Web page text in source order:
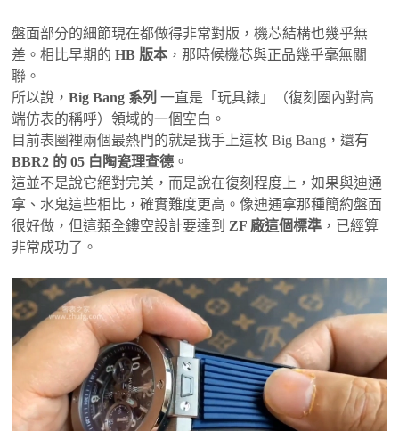
盤面部分的細節現在都做得非常對版，機芯結構也幾乎無
差。相比早期的HB 版本 ，那時候機芯與正品幾乎毫無關
聯。
所以說，Big Bang 系列 一直是「玩具錶」（復刻圈內對高
端仿表的稱呼）領域的一個空白。
目前表圈裡兩個最熱門的就是我手上這枚 Big Bang，還有
BBR2 的 05 白陶瓷理查德 。
這並不是說它絕對完美，而是說在復刻程度上，如果與迪通
拿、水鬼這些相比，確實難度更高。像迪通拿那種簡約盤面
很好做，但這類全鏤空設計要達到 ZF 廠這個標準 ，已經算
非常成功了。